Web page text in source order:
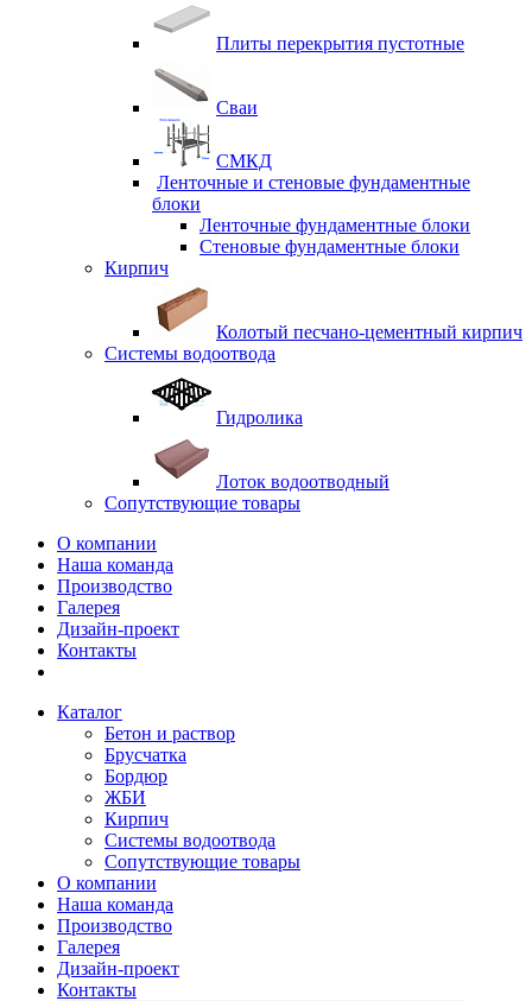
Плиты перекрытия пустотные
Сваи
СМКД
Ленточные и стеновые фундаментные
блоки
Ленточные фундаментные блоки
Стеновые фундаментные блоки
Кирпич
Колотый песчано-цементный кирпич
Системы водоотвода
Гидролика
Лоток водоотводный
Сопутствующие товары
О компании
Наша команда
Производство
Галерея
Дизайн-проект
Контакты
Каталог
Бетон и раствор
Брусчатка
Бордюр
ЖБИ
Кирпич
Системы водоотвода
Сопутствующие товары
О компании
Наша команда
Производство
Галерея
Дизайн-проект
Контакты